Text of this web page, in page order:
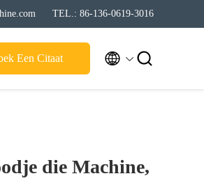
TEL.: 86-136-0619-3016
Een Citaat  
die Machine,